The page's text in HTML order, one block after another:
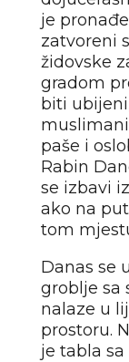
je
zatvoreni
židovske
gradom
biti
paše i
Rabin
se izbavi
ako na
tom
Danas se
groblje sa
nalaze u
prostoru.
je tabla